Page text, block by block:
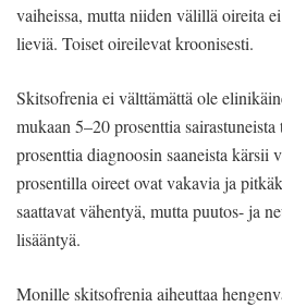
vaiheissa, mutta niiden välillä oireita
lieviä. Toiset oireilevat kroonisesti.
Skitsofrenia ei välttämättä ole
mukaan 5–20 prosenttia
prosenttia diagnoosin saaneista kärsii
prosentilla oireet ovat vakavia ja
saattavat vähentyä, mutta puutos- ja
lisääntyä.
Monille skitsofrenia aiheuttaa